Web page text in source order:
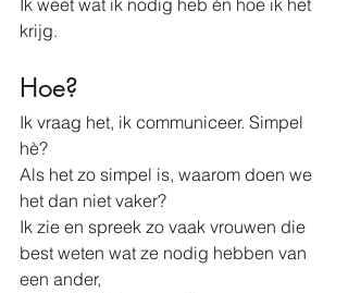
Ik weet wat ik nodig heb én hoe ik het
krijg.
Hoe?
Ik vraag het, ik communiceer. Simpel
hè?
Als het zo simpel is, waarom doen we
het dan niet vaker?
Ik zie en spreek zo vaak vrouwen die
best weten wat ze nodig hebben van
een ander,